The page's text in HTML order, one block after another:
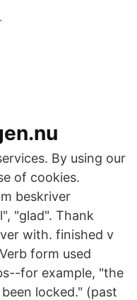
By using our
of cookies.
beskriver
"glad". Thank
with. finished v
form used
for example, "the
locked." (past